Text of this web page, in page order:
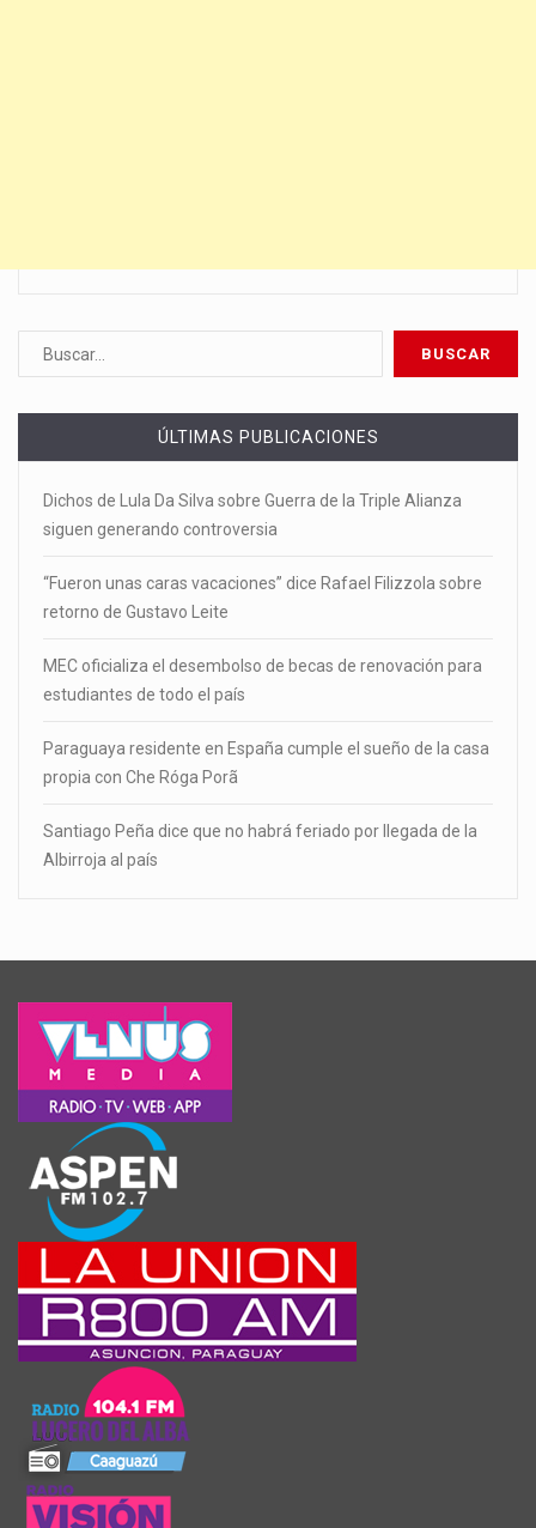
ÚLTIMAS PUBLICACIONES
Dichos de Lula Da Silva sobre Guerra de la Triple Alianza
siguen generando controversia
“Fueron unas caras vacaciones” dice Rafael Filizzola sobre
retorno de Gustavo Leite
MEC oficializa el desembolso de becas de renovación para
estudiantes de todo el país
Paraguaya residente en España cumple el sueño de la casa
propia con Che Róga Porã
Santiago Peña dice que no habrá feriado por llegada de la
Albirroja al país